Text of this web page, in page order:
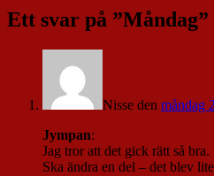
Ett svar på ”Måndag”
Nisse den måndag
Jympan:
Jag tror att det gick rätt så
Ska ändra en del – det blev